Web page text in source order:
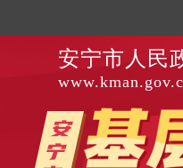
安宁市人民